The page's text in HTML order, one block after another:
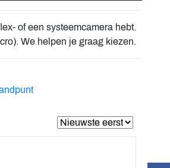
of een systeemcamera hebt.
We helpen je graag kiezen.